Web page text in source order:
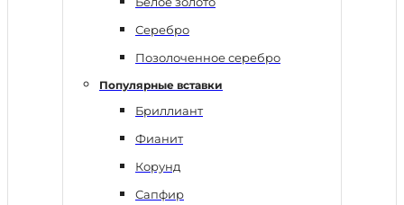
Серебро
Позолоченное серебро
Популярные вставки
Бриллиант
Фианит
Корунд
Сапфир